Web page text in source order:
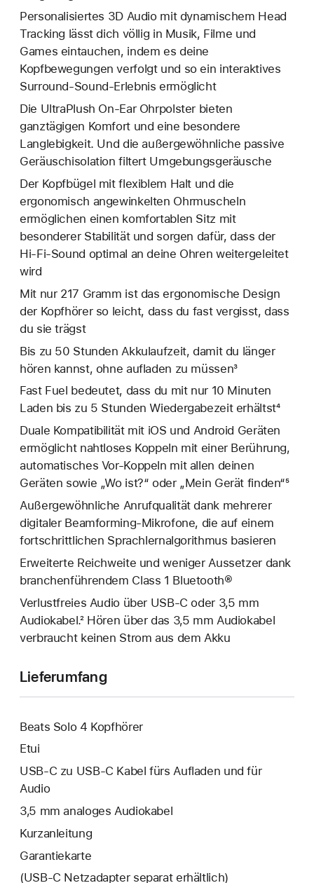
Personalisiertes 3D Audio mit dynamischem Head
Tracking lässt dich völlig in Musik, Filme und
Games eintauchen, indem es deine
Kopfbewegungen verfolgt und so ein interaktives
Surround-Sound-Erlebnis ermöglicht
Die UltraPlush On-Ear Ohrpolster bieten
ganztägigen Komfort und eine besondere
Langlebigkeit. Und die außergewöhnliche passive
Geräuschisolation filtert Umgebungsgeräusche
Der Kopfbügel mit flexiblem Halt und die
ergonomisch angewinkelten Ohrmuscheln
ermöglichen einen komfortablen Sitz mit
besonderer Stabilität und sorgen dafür, dass der
Hi-Fi-Sound optimal an deine Ohren weitergeleitet
wird
Mit nur 217 Gramm ist das ergonomische Design
der Kopfhörer so leicht, dass du fast vergisst, dass
du sie trägst
Bis zu 50 Stunden Akkulaufzeit, damit du länger
hören kannst, ohne aufladen zu müssen³
Fast Fuel bedeutet, dass du mit nur 10 Minuten
Laden bis zu 5 Stunden Wiedergabezeit erhältst⁴
Duale Kompatibilität mit iOS und Android Geräten
ermöglicht nahtloses Koppeln mit einer Berührung,
automatisches Vor-Koppeln mit allen deinen
Geräten sowie „Wo ist?“ oder „Mein Gerät finden“⁵
Außergewöhnliche Anrufqualität dank mehrerer
digitaler Beamforming-Mikrofone, die auf einem
fortschrittlichen Sprachlernalgorithmus basieren
Erweiterte Reichweite und weniger Aussetzer dank
branchenführendem Class 1 Bluetooth®
Verlustfreies Audio über USB-C oder 3,5 mm
Audiokabel.² Hören über das 3,5 mm Audiokabel
verbraucht keinen Strom aus dem Akku
Lieferumfang
Beats Solo 4 Kopfhörer
Etui
USB-C zu USB-C Kabel fürs Aufladen und für
Audio
3,5 mm analoges Audiokabel
Kurzanleitung
Garantiekarte
(USB‑C Netzadapter separat erhältlich)